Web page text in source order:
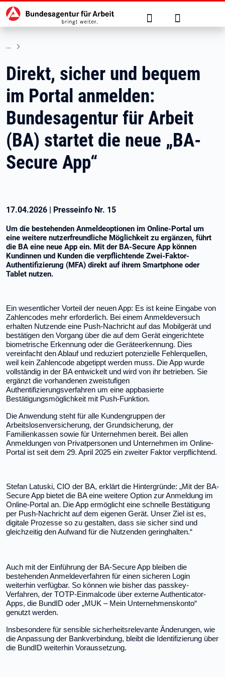
zu den Hauptinhalten springen
Hauptnavigation Suche Anmelden
Direkt, sicher und bequem
im Portal anmelden:
Bundesagentur für Arbeit
(BA) startet die neue „BA-
Secure App“
17.04.2026 | Presseinfo Nr. 15
Um die bestehenden Anmeldeoptionen im Online-Portal um
eine weitere nutzerfreundliche Möglichkeit zu ergänzen, führt
die BA eine neue App ein. Mit der BA-Secure App können
Kundinnen und Kunden die verpflichtende Zwei-Faktor-
Authentifizierung (MFA) direkt auf ihrem Smartphone oder
Tablet nutzen.
Ein wesentlicher Vorteil der neuen App: Es ist keine Eingabe von
Zahlencodes mehr erforderlich. Bei einem Anmeldeversuch
erhalten Nutzende eine Push-Nachricht auf das Mobilgerät und
bestätigen den Vorgang über die auf dem Gerät eingerichtete
biometrische Erkennung oder die Geräteerkennung. Dies
vereinfacht den Ablauf und reduziert potenzielle Fehlerquellen,
weil kein Zahlencode abgetippt werden muss. Die App wurde
vollständig in der BA entwickelt und wird von ihr betrieben. Sie
ergänzt die vorhandenen zweistufigen
Authentifizierungsverfahren um eine appbasierte
Bestätigungsmöglichkeit mit Push-Funktion.
Die Anwendung steht für alle Kundengruppen der
Arbeitslosenversicherung, der Grundsicherung, der
Familienkassen sowie für Unternehmen bereit. Bei allen
Anmeldungen von Privatpersonen und Unternehmen im Online-
Portal ist seit dem 29. April 2025 ein zweiter Faktor verpflichtend.
Stefan Latuski, CIO der BA, erklärt die Hintergründe: „Mit der BA-
Secure App bietet die BA eine weitere Option zur Anmeldung im
Online-Portal an. Die App ermöglicht eine schnelle Bestätigung
per Push-Nachricht auf dem eigenen Gerät. Unser Ziel ist es,
digitale Prozesse so zu gestalten, dass sie sicher sind und
gleichzeitig den Aufwand für die Nutzenden geringhalten.“
Auch mit der Einführung der BA-Secure App bleiben die
bestehenden Anmeldeverfahren für einen sicheren Login
weiterhin verfügbar. So können wie bisher das passkey-
Verfahren, der TOTP-Einmalcode über externe Authenticator-
Apps, die BundID oder „MUK – Mein Unternehmenskonto“
genutzt werden.
Insbesondere für sensible sicherheitsrelevante Änderungen, wie
die Anpassung der Bankverbindung, bleibt die Identifizierung über
die BundID weiterhin Voraussetzung.